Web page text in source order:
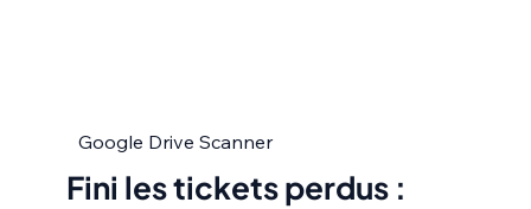
Google Drive Scanner
Fini les tickets perdus :